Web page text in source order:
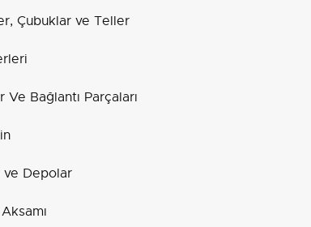
Çubuklar ve Teller
Ve Bağlantı Parçaları
ve Depolar